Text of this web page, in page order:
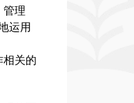
管理
运用
相关的